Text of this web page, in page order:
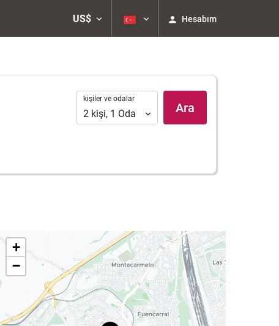
US$ Hesabım
kişiler
ve
odalar
kişiler ve odalar
2 kişi, 1 Oda Ara
+
−